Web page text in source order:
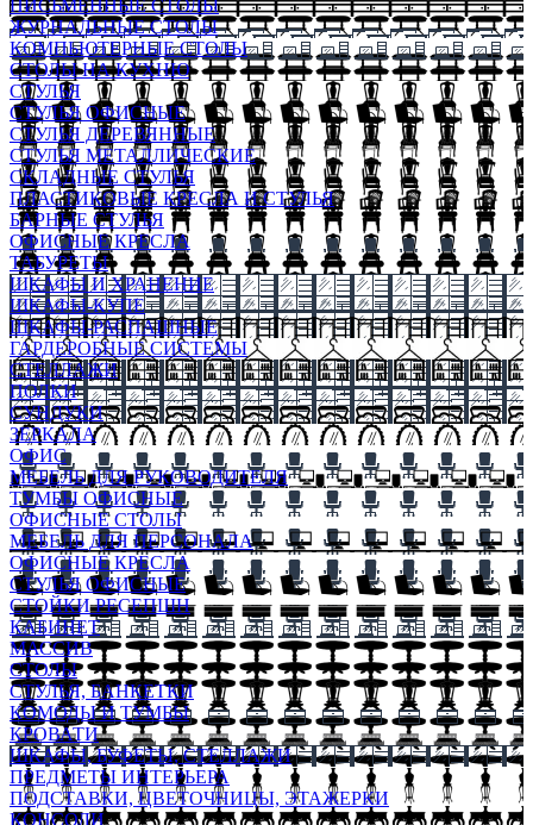
ПИСЬМЕННЫЕ СТОЛЫ
ЖУРНАЛЬНЫЕ СТОЛЫ
КОМПЬЮТЕРНЫЕ СТОЛЫ
СТОЛЫ НА КУХНЮ
СТУЛЬЯ
СТУЛЬЯ ОФИСНЫЕ
СТУЛЬЯ ДЕРЕВЯННЫЕ
СТУЛЬЯ МЕТАЛЛИЧЕСКИЕ
СКЛАДНЫЕ СТУЛЬЯ
ПЛАСТИКОВЫЕ КРЕСЛА И СТУЛЬЯ
БАРНЫЕ СТУЛЬЯ
ОФИСНЫЕ КРЕСЛА
ТАБУРЕТЫ
ШКАФЫ И ХРАНЕНИЕ
ШКАФЫ-КУПЕ
ШКАФЫ-РАСПАШНЫЕ
ГАРДЕРОБНЫЕ СИСТЕМЫ
СТЕЛЛАЖИ
ПОЛКИ
СУНДУКИ
ЗЕРКАЛА
ОФИС
МЕБЕЛЬ ДЛЯ РУКОВОДИТЕЛЯ
ТУМБЫ ОФИСНЫЕ
ОФИСНЫЕ СТОЛЫ
МЕБЕЛЬ ДЛЯ ПЕРСОНАЛА
ОФИСНЫЕ КРЕСЛА
СТУЛЬЯ ОФИСНЫЕ
СТОЙКИ РЕСЕПШН
КАБИНЕТ
МАССИВ
СТОЛЫ
СТУЛЬЯ, БАНКЕТКИ
КОМОДЫ И ТУМБЫ
КРОВАТИ
ШКАФЫ, БУФЕТЫ, СТЕЛЛАЖИ
ПРЕДМЕТЫ ИНТЕРЬЕРА
ПОДСТАВКИ, ЦВЕТОЧНИЦЫ, ЭТАЖЕРКИ
КОНСОЛИ